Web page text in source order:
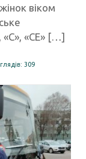
віком
«C», «CE» […]
309